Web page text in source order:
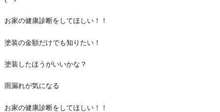
お家の健康診断をしてほしい！！
塗装の金額だけでも知りたい！
塗装したほうがいいかな？
雨漏れが気になる
お家の健康診断をしてほしい！！